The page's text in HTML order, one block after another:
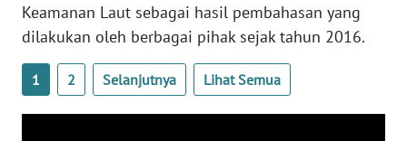
Keamanan Laut sebagai hasil pembahasan yang
dilakukan oleh berbagai pihak sejak tahun 2016.
1 2 Selanjutnya Lihat Semua
WN